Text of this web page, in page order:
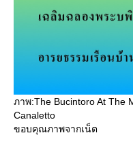
ภาพ:The Bucintoro At The
Canaletto
ขอบคุณภาพจากเน็ต